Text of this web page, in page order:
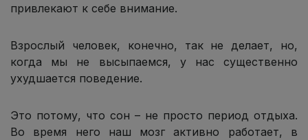
привлекают к себе внимание.
Взрослый человек, конечно, так не делает, но,
когда мы не высыпаемся, у нас существенно
ухудшается поведение.
Это потому, что сон – не просто период отдыха.
Во время него наш мозг активно работает, в